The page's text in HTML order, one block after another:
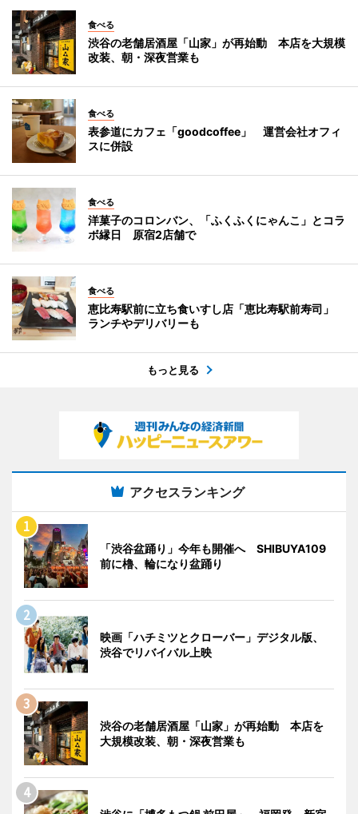
食べる
渋谷の老舗居酒屋「山家」が再始動 本店を大規模
改装、朝・深夜営業も
食べる
表参道にカフェ「goodcoffee」 運営会社オフィ
スに併設
食べる
洋菓子のコロンバン、「ふくふくにゃんこ」とコラ
ボ縁日 原宿2店舗で
食べる
恵比寿駅前に立ち食いすし店「恵比寿駅前寿司」
ランチやデリバリーも
もっと見る
アクセスランキング
「渋谷盆踊り」今年も開催へ SHIBUYA109
前に櫓、輪になり盆踊り
映画「ハチミツとクローバー」デジタル版、
渋谷でリバイバル上映
渋谷の老舗居酒屋「山家」が再始動 本店を
大規模改装、朝・深夜営業も